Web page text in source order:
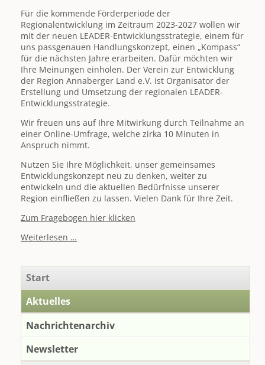
Für die kommende Förderperiode der
Regionalentwicklung im Zeitraum 2023-2027 wollen wir
mit der neuen LEADER-Entwicklungsstrategie, einem für
uns passgenauen Handlungskonzept, einen „Kompass“
für die nächsten Jahre erarbeiten. Dafür möchten wir
Ihre Meinungen einholen. Der Verein zur Entwicklung
der Region Annaberger Land e.V. ist Organisator der
Erstellung und Umsetzung der regionalen LEADER-
Entwicklungsstrategie.
Wir freuen uns auf Ihre Mitwirkung durch Teilnahme an
einer Online-Umfrage, welche zirka 10 Minuten in
Anspruch nimmt.
Nutzen Sie Ihre Möglichkeit, unser gemeinsames
Entwicklungskonzept neu zu denken, weiter zu
entwickeln und die aktuellen Bedürfnisse unserer
Region einfließen zu lassen. Vielen Dank für Ihre Zeit.
Zum Fragebogen hier klicken
Weiterlesen …
Umfrage
Annaberger
LEADER
2023-
2027
überspringen
Start
Aktuelles
Nachrichtenarchiv
Newsletter